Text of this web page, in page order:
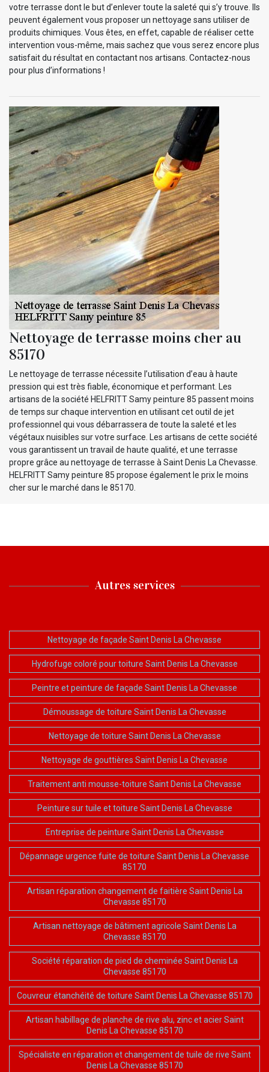
votre terrasse dont le but d’enlever toute la saleté qui s’y trouve. Ils
peuvent également vous proposer un nettoyage sans utiliser de
produits chimiques. Vous êtes, en effet, capable de réaliser cette
intervention vous-même, mais sachez que vous serez encore plus
satisfait du résultat en contactant nos artisans. Contactez-nous
pour plus d’informations !
Nettoyage de terrasse moins cher au
85170
Le nettoyage de terrasse nécessite l’utilisation d’eau à haute
pression qui est très fiable, économique et performant. Les
artisans de la société HELFRITT Samy peinture 85 passent moins
de temps sur chaque intervention en utilisant cet outil de jet
professionnel qui vous débarrassera de toute la saleté et les
végétaux nuisibles sur votre surface. Les artisans de cette société
vous garantissent un travail de haute qualité, et une terrasse
propre grâce au nettoyage de terrasse à Saint Denis La Chevasse.
HELFRITT Samy peinture 85 propose également le prix le moins
cher sur le marché dans le 85170.
Autres services
Nettoyage de façade Saint Denis La Chevasse
Hydrofuge coloré pour toiture Saint Denis La Chevasse
Peintre et peinture de façade Saint Denis La Chevasse
Démoussage de toiture Saint Denis La Chevasse
Nettoyage de toiture Saint Denis La Chevasse
Nettoyage de gouttières Saint Denis La Chevasse
Traitement anti mousse-toiture Saint Denis La Chevasse
Peinture sur tuile et toiture Saint Denis La Chevasse
Entreprise de peinture Saint Denis La Chevasse
Dépannage urgence fuite de toiture Saint Denis La Chevasse
85170
Artisan réparation changement de faitière Saint Denis La
Chevasse 85170
Artisan nettoyage de bâtiment agricole Saint Denis La
Chevasse 85170
Société réparation de pied de cheminée Saint Denis La
Chevasse 85170
Couvreur étanchéité de toiture Saint Denis La Chevasse 85170
Artisan habillage de planche de rive alu, zinc et acier Saint
Denis La Chevasse 85170
Spécialiste en réparation et changement de tuile de rive Saint
Denis La Chevasse 85170